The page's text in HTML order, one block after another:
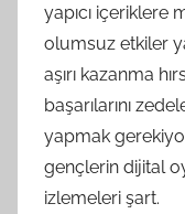
yapıcı içeriklere
olumsuz etkiler
aşırı kazanma
başarılarını
yapmak
gençlerin dijital
izlemeleri şart.